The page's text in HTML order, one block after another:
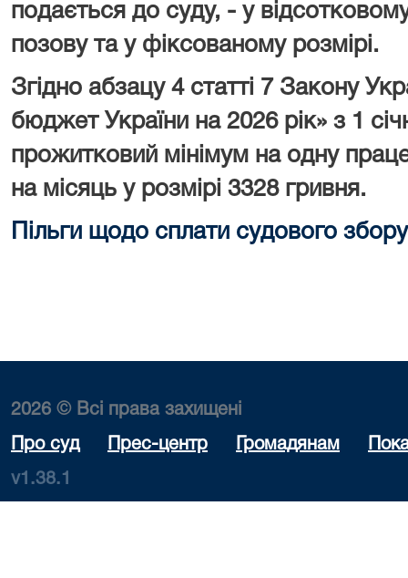
подається до суду, - у
позову та у фіксованому розмірі.
Згідно абзацу 4 статті 7 Закону
бюджет України на 2026 рік» з 1
прожитковий мінімум на одну
на місяць у розмірі 3328 гривня.
Пільги щодо сплати судового збору
2026 © Всі права захищені
Про суд Прес-центр Громадянам
v1.38.1